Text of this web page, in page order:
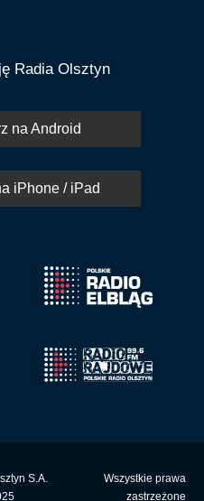
Radia Olsztyn
na Android
iPhone / iPad
S.A.
Wszystkie prawa
zastrzeżone